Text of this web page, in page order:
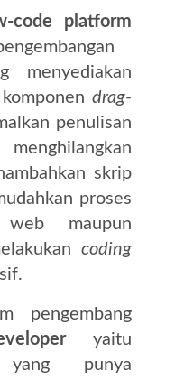
code platform
menyediakan
drag-
penulisan
skrip
proses
web maupun
coding
pengembang
yaitu
yang punya